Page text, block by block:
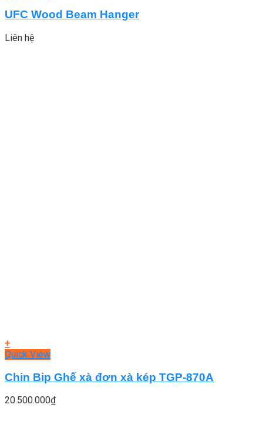
UFC Wood Beam Hanger
Liên hệ
+
Quick View
Chin Bip Ghế xà đơn xà kép TGP-870A
20.500.000₫